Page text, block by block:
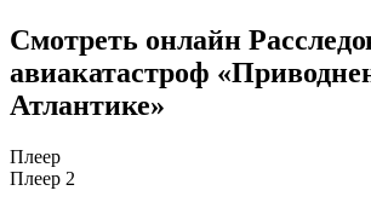
Смотреть онлайн
авиакатастроф
Атлантике»
Плеер
Плеер 2